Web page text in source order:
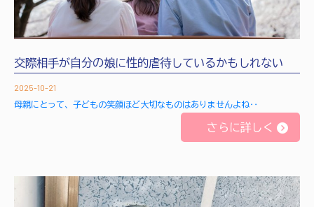
交際相手が自分の娘に性的虐待しているかもしれない
2025-10-21
母親にとって、子どもの笑顔ほど大切なものはありませんよね‥
さらに詳しく